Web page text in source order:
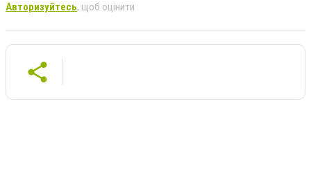
Авторизуйтесь, щоб оцінити